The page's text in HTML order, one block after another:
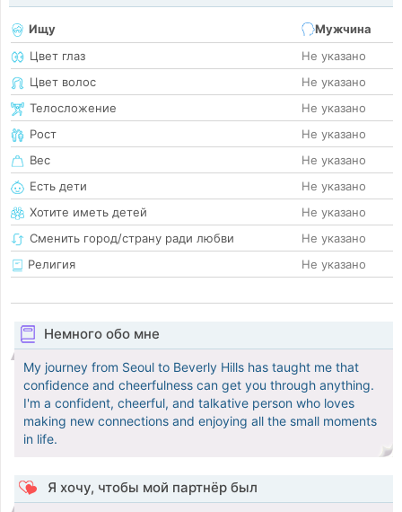
Ищу
Мужчина
Цвет глаз
Не указано
Цвет волос
Не указано
Телосложение
Не указано
Рост
Не указано
Вес
Не указано
Есть дети
Не указано
Хотите иметь детей
Не указано
Сменить город/страну ради любви
Не указано
Религия
Не указано
Немного обо мне
My journey from Seoul to Beverly Hills has taught me that
confidence and cheerfulness can get you through anything.
I'm a confident, cheerful, and talkative person who loves
making new connections and enjoying all the small moments
in life.
Я хочу, чтобы мой партнёр был